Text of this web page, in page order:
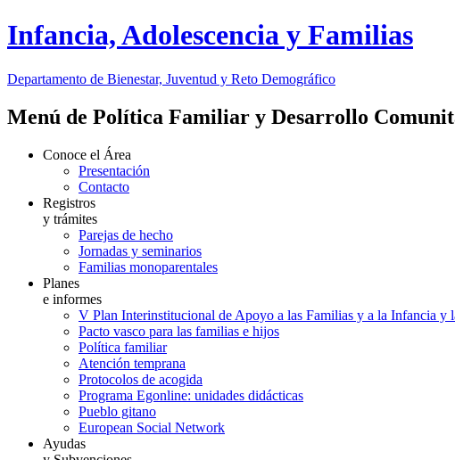
Infancia, Adolescencia y Familias
Departamento de Bienestar, Juventud y Reto Demográfico
Menú de Política Familiar y Desarrollo
Conoce el Área
Presentación
Contacto
Registros
y trámites
Parejas de hecho
Jornadas y seminarios
Familias monoparentales
Planes
e informes
V Plan Interinstitucional de Apoyo a las Familias y a la Infancia y
Pacto vasco para las familias e hijos
Política familiar
Atención temprana
Protocolos de acogida
Programa Egonline: unidades didácticas
Pueblo gitano
European Social Network
Ayudas